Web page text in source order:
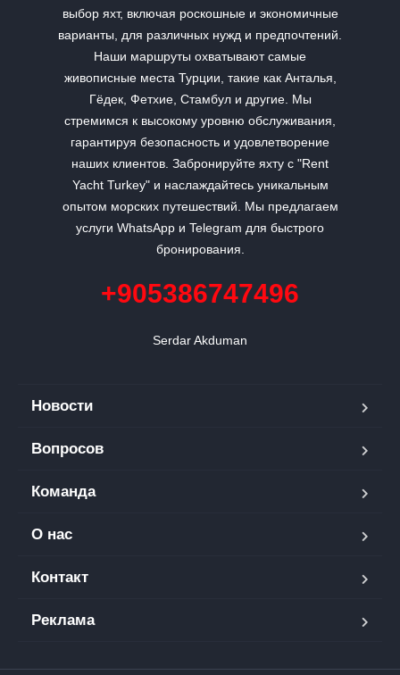
выбор яхт, включая роскошные и экономичные
варианты, для различных нужд и предпочтений.
Наши маршруты охватывают самые
живописные места Турции, такие как Анталья,
Гёдек, Фетхие, Стамбул и другие. Мы
стремимся к высокому уровню обслуживания,
гарантируя безопасность и удовлетворение
наших клиентов. Забронируйте яхту с "Rent
Yacht Turkey" и наслаждайтесь уникальным
опытом морских путешествий. Мы предлагаем
услуги WhatsApp и Telegram для быстрого
бронирования.
+905386747496
Serdar Akduman
Новости
Вопросов
Команда
О нас
Контакт
Реклама